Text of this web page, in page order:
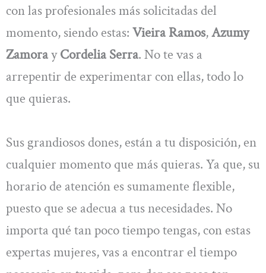
con las profesionales más solicitadas del
momento, siendo estas: Vieira Ramos,Azumy
ZamorayCordelia Serra. No te vas a
arrepentir de experimentar con ellas, todo lo
que quieras.
Sus grandiosos dones, están a tu disposición, en
cualquier momento que más quieras. Ya que, su
horario de atención es sumamente flexible,
puesto que se adecua a tus necesidades. No
importa qué tan poco tiempo tengas, con estas
expertas mujeres, vas a encontrar el tiempo